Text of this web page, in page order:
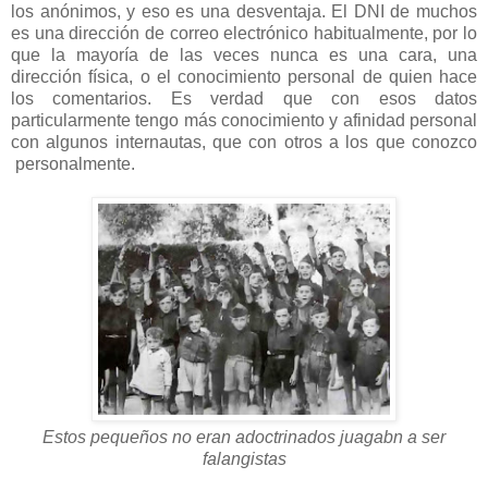
los anónimos, y eso es una desventaja. El DNI de muchos
es una dirección de correo electrónico habitualmente, por lo
que la mayoría de las veces nunca es una cara, una
dirección física, o el conocimiento personal de quien hace
los comentarios. Es verdad que con esos datos
particularmente tengo más conocimiento y afinidad personal
con algunos internautas, que con otros a los que conozco
personalmente.
Estos pequeños no eran adoctrinados juagabn a ser
falangistas